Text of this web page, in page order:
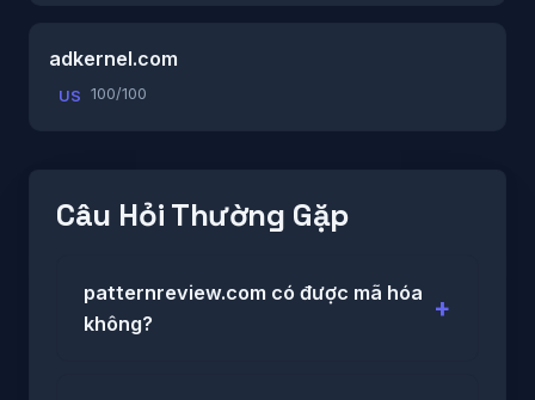
adkernel.com
US 100/100
Câu Hỏi Thường Gặp
patternreview.com có được mã hóa
không?